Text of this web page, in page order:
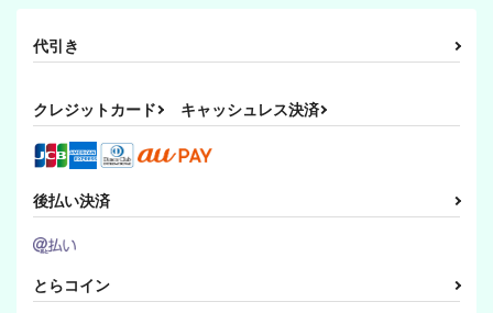
代引き
クレジットカード キャッシュレス決済
後払い決済
とらコイン